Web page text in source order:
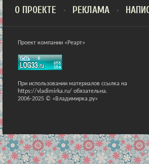
О ПРОЕКТЕ РЕКЛАМА
Проект компании «Реарт»
При использовании материалов ссылка на
https://vladimirka.ru/ обязательна.
2006-2025 © «Владимирка.ру»